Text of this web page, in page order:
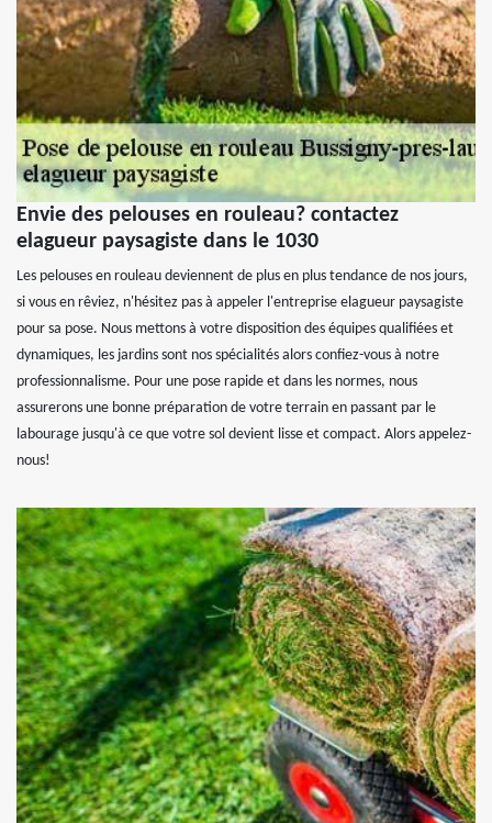
Envie des pelouses en rouleau? contactez
elagueur paysagiste dans le 1030
Les pelouses en rouleau deviennent de plus en plus tendance de nos jours,
si vous en rêviez, n'hésitez pas à appeler l'entreprise elagueur paysagiste
pour sa pose. Nous mettons à votre disposition des équipes qualifiées et
dynamiques, les jardins sont nos spécialités alors confiez-vous à notre
professionnalisme. Pour une pose rapide et dans les normes, nous
assurerons une bonne préparation de votre terrain en passant par le
labourage jusqu'à ce que votre sol devient lisse et compact. Alors appelez-
nous!